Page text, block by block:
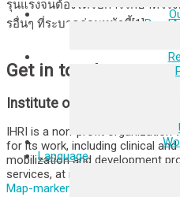
Language
รุนแรงจนต้องได้รับการรักษาที่โร
รอื่นๆ ที่ระบาดก่อนหน้านี้[1]Read
Get in touch
Institute of HIV Research
IHRI is a non-profit organization
for its work, including clinical
mobilization and development
services, at national and
Map-marker-alt